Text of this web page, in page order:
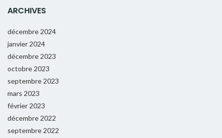
ARCHIVES
décembre 2024
janvier 2024
décembre 2023
octobre 2023
septembre 2023
mars 2023
février 2023
décembre 2022
septembre 2022